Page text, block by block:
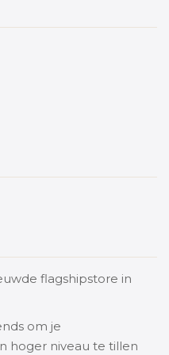
flagshipstore in
om je
hoger niveau te tillen